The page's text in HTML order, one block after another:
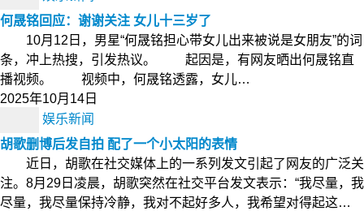
何晟铭回应：谢谢关注 女儿十三岁了
10月12日，男星“何晟铭担心带女儿出来被说是女朋友”的词
条，冲上热搜，引发热议。 起因是，有网友晒出何晟铭直
播视频。 视频中，何晟铭透露，女儿…
2025年10月14日
娱乐新闻
胡歌删博后发自拍 配了一个小太阳的表情
近日，胡歌在社交媒体上的一系列发文引起了网友的广泛关
注。8月29日凌晨，胡歌突然在社交平台发文表示：“我尽量，我
尽量，我尽量保持冷静，我对不起好多人，我希望对得起这…